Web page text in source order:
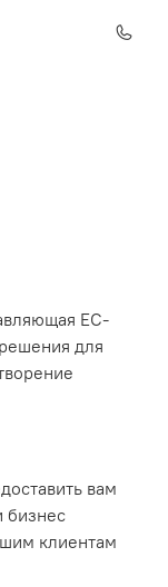
ЕС-
для
вам
бизнес
клиентам